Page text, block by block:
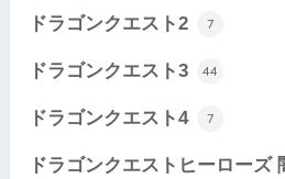
ドラゴンクエスト2 7
ドラゴンクエスト3 44
ドラゴンクエスト4 7
ドラゴンクエストヒーローズ